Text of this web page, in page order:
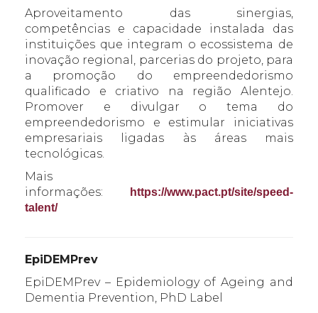
Aproveitamento das sinergias,
competências e capacidade instalada das
instituições que integram o ecossistema de
inovação regional, parcerias do projeto, para
a promoção do empreendedorismo
qualificado e criativo na região Alentejo.
Promover e divulgar o tema do
empreendedorismo e estimular iniciativas
empresariais ligadas às áreas mais
tecnológicas.
Mais
informações:
https://www.pact.pt/site/speed-
talent/
EpiDEMPrev
EpiDEMPrev – Epidemiology of Ageing and
Dementia Prevention, PhD Label